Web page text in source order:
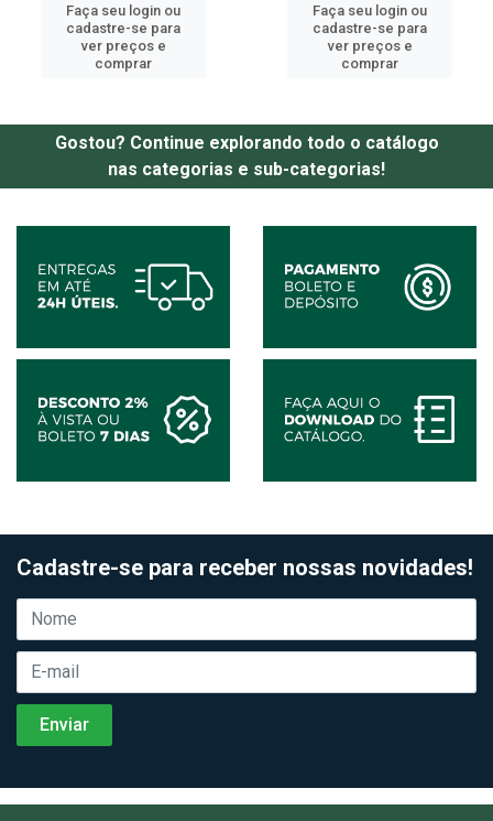
Faça seu login ou
cadastre-se para
ver preços e
comprar
Faça seu login ou
cadastre-se para
ver preços e
comprar
Gostou? Continue explorando todo o catálogo
nas categorias e sub-categorias!
Cadastre-se para receber nossas novidades!